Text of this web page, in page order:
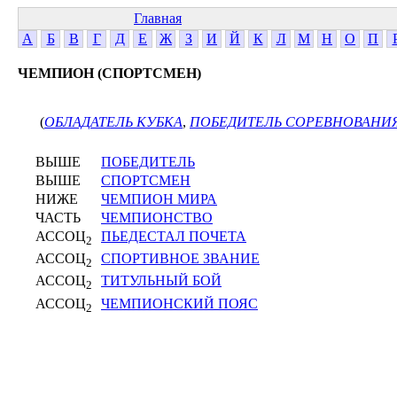
Главная
А
Б В Г Д Е Ж З И Й К Л М Н О П
ЧЕМПИОН (СПОРТСМЕН)
(ОБЛАДАТЕЛЬ КУБКА, ПОБЕДИТЕЛЬ
ВЫШЕ
ПОБЕДИТЕЛЬ
ВЫШЕ
СПОРТСМЕН
НИЖЕ
ЧЕМПИОН МИРА
ЧАСТЬ
ЧЕМПИОНСТВО
АССОЦ2
ПЬЕДЕСТАЛ ПОЧЕТА
АССОЦ2
СПОРТИВНОЕ ЗВАНИЕ
АССОЦ2
ТИТУЛЬНЫЙ БОЙ
АССОЦ2 ЧЕМПИОНСКИЙ ПОЯС